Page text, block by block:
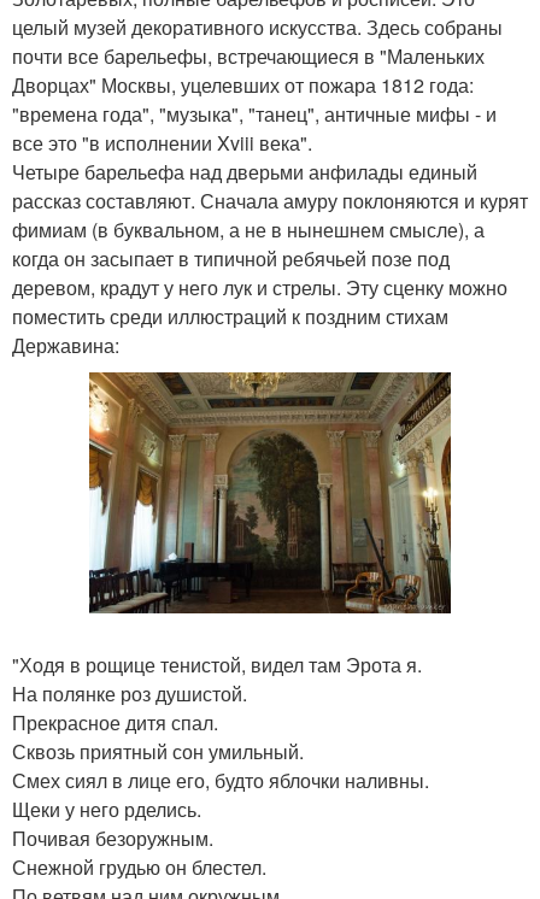
целый музей декоративного искусства. Здесь собраны
почти все барельефы, встречающиеся в "Маленьких
Дворцах" Москвы, уцелевших от пожара 1812 года:
"времена года", "музыка", "танец", античные мифы - и
все это "в исполнении Xviii века".
Четыре барельефа над дверьми анфилады единый
рассказ составляют. Сначала амуру поклоняются и курят
фимиам (в буквальном, а не в нынешнем смысле), а
когда он засыпает в типичной ребячьей позе под
деревом, крадут у него лук и стрелы. Эту сценку можно
поместить среди иллюстраций к поздним стихам
Державина:
"Ходя в рощице тенистой, видел там Эрота я.
На полянке роз душистой.
Прекрасное дитя спал.
Сквозь приятный сон умильный.
Смех сиял в лице его, будто яблочки наливны.
Щеки у него рделись.
Почивая безоружным.
Снежной грудью он блестел.